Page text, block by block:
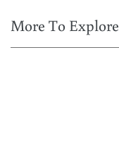
More To Explore